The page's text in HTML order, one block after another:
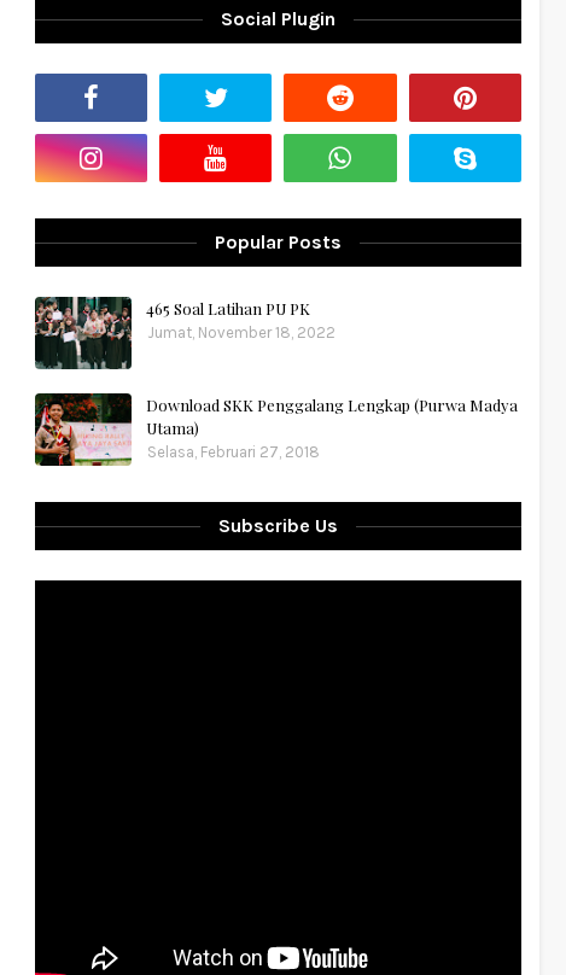
Social Plugin
Popular Posts
465 Soal Latihan PU PK
Jumat, November 18, 2022
Download SKK Penggalang Lengkap (Purwa Madya
Utama)
Selasa, Februari 27, 2018
Subscribe Us